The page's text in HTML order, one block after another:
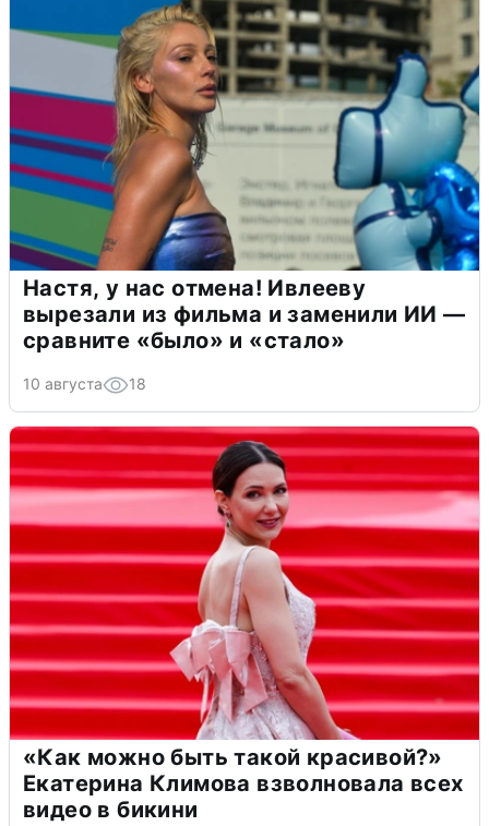
Настя, у нас отмена! Ивлееву
вырезали из фильма и заменили ИИ —
сравните «было» и «стало»
10 августа 18
«Как можно быть такой красивой?»
Екатерина Климова взволновала всех
видео в бикини